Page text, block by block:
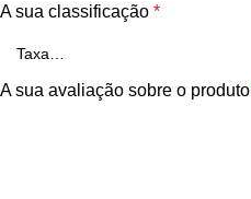
A sua classificação *
A sua avaliação sobre o produto